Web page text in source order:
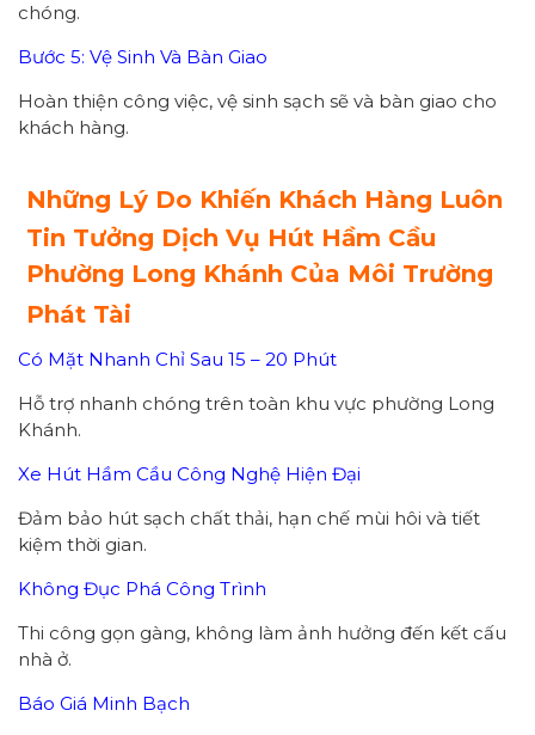
chóng.
Bước 5: Vệ Sinh Và Bàn Giao
Hoàn thiện công việc, vệ sinh sạch sẽ và bàn giao cho
khách hàng.
Những Lý Do Khiến Khách Hàng Luôn
Tin Tưởng Dịch Vụ Hút Hầm Cầu
Phường Long Khánh Của Môi Trường
Phát Tài
Có Mặt Nhanh Chỉ Sau 15 – 20 Phút
Hỗ trợ nhanh chóng trên toàn khu vực phường Long
Khánh.
Xe Hút Hầm Cầu Công Nghệ Hiện Đại
Đảm bảo hút sạch chất thải, hạn chế mùi hôi và tiết
kiệm thời gian.
Không Đục Phá Công Trình
Thi công gọn gàng, không làm ảnh hưởng đến kết cấu
nhà ở.
Báo Giá Minh Bạch